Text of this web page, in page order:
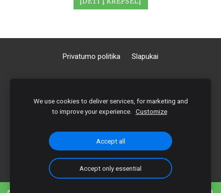
Privatumo politika Slapukai
Įmonės kodas: 306952351
Gvazdikų tak. 6, 78247 Šiaulių m. sav.
Sąskaita: LT15 3500 0100 1786 1440
Bankas: Paysera
We use cookies to deliver services, for marketing and
to improve your experience.
Customize
Accept all
Accept only essential